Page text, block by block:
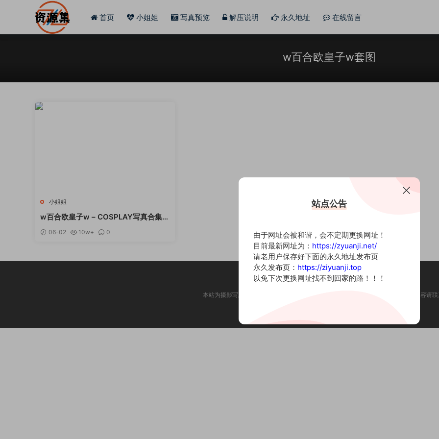
首页 小姐姐 写真预览 解压说明 永久地址 在线留言
w百合欧皇子w套图
小姐姐
w百合欧皇子w – COSPLAY写真合集精
06-02 10w+ 0
本站为摄影写真图片网站，内容来自网络收集整理，仅作个人学习使用。如有违法内容请
站点公告
由于网址会被和谐，会不定期更换网址！
目前最新网址为： https://zyuanji.net/
请老用户保存好下面的永久地址发布页
永久发布页： https://ziyuanji.top
以免下次更换网址找不到回家的路！！！